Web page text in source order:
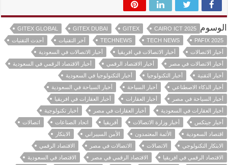
الوسوم CAIRO ICT 2025
GITEX
GITEX DUBAI
GITEX GLOBAL
PAFIX 2025
TECH NEWS
TECHNEWS آخر التقنيات
أحدث التقنيات
أخبار الاتصالات
أخبار الاتصالات في افريقيا
أخبار الاتصالات في السعودية
أخبار الاتصالات في مصر
أخبار الاقتصاد الرقمي
أخبار الاقتصاد الرقمي في السعودية
أخبار التقنية
أخبار التكنولوجيا
أخبار التكنولوجيا في السعودية
أخبار الذكاء الاصطناعي
أخبار السياحة
أخبار السياحة في السعودية
أخبار السياحة في مصر
أخبار العقارات
أخبار العقارات في افريقيا
أخبار العقارات في السعودية
أخبار العقارات في مصر
أخبار تكنولوجية
أخبار جيتكس
أخبار وزارة الاتصالات أفريقيا اتحاد الصناعات
اتصالات
اقتصاد السعودية
الأئمة المعتمدون الأمن السيبراني
الابتكار
الابتكار التكنولوجي
الاتصالات الاتصالات في مصر
الاقتصاد الرقمي
الاقتصاد الرقمي في افريقيا
الاقتصاد الرقمي في مصر
الاقتصاد في السعودية